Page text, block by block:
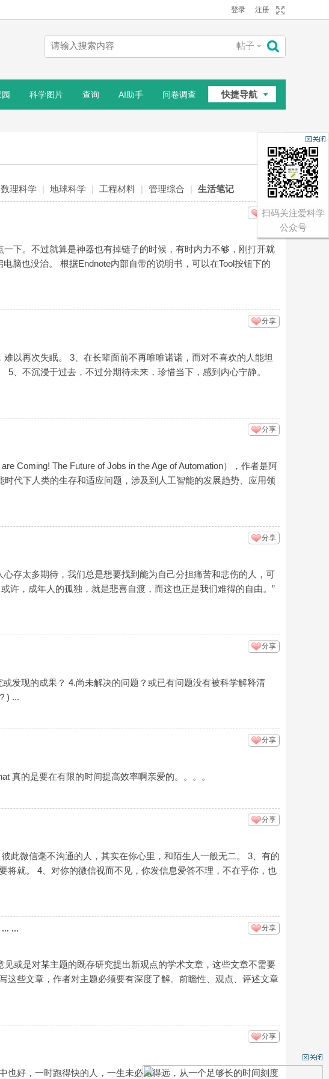
登录 注册
帖子
快捷导航
科学图片 查询 AI助手 问卷调查
数理科学 | 地球科学 | 工程材料 | 管理综合 | 生活笔记
分享
下。不过就算是神器也有掉链子的时候，有时内力不够，刚打开就
脑也没治。 根据Endnote内部自带的说明书，可以在Tool按钮下的
分享
以再次失眠。 3、在长辈面前不再唯唯诺诺，而对不喜欢的人能坦
、不沉浸于过去，不过分期待未来，珍惜当下，感到内心宁静。
分享
Coming! The Future of Jobs in the Age of Automation），作者是阿
代下人类的生存和适应问题，涉及到人工智能的发展趋势、应用领
分享
存太多期待，我们总是想要找到能为自己分担痛苦和悲伤的人，可
许，成年人的孤独，就是悲喜自渡，而这也正是我们难得的自由。”
分享
发现的成果？ 4.尚未解决的问题？或已有问题没有被科学解释清
) ...
分享
真的是要在有限的时间提高效率啊亲爱的。。。。
分享
此微信毫不沟通的人，其实在你心里，和陌生人一般无二。 3、有的
就。 4、对你的微信视而不见，你发信息爱答不理，不在乎你，也
分享
...
或是对某主题的既存研究提出新观点的学术文章，这些文章不需要
这些文章，作者对主题必须要有深度了解。前瞻性、观点、评述文章
分享
好，一时跑得快的人，一生未必跑得远，从一个足够长的时间刻度
扫码关注爱科学
公众号